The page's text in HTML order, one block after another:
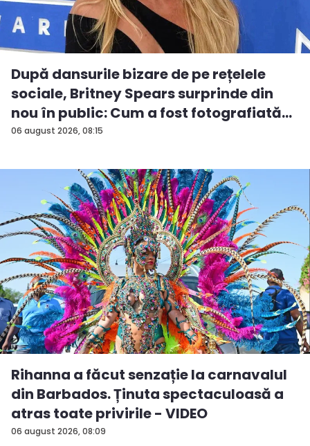
06 august 2026, 08:15
După dansurile bizare de pe rețelele
sociale, Britney Spears surprinde din
nou în public: Cum a fost fotografiată
î...
06 august 2026, 08:09
Rihanna a făcut senzație la carnavalul
din Barbados. Ținuta spectaculoasă a
atras toate privirile - VIDEO